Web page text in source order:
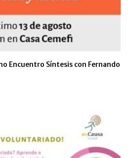
Encuentro Síntesis con Fernando